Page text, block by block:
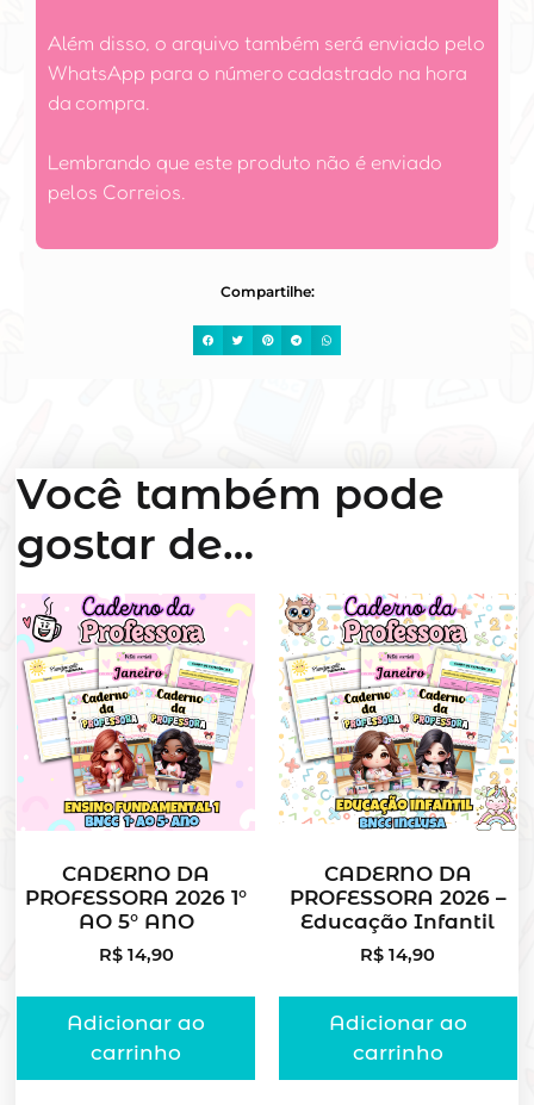
Além disso, o arquivo também será enviado pelo
WhatsApp para o número cadastrado na hora
da compra.
Lembrando que este produto não é enviado
pelos Correios.
Compartilhe:
Você também pode
gostar de…
CADERNO DA
PROFESSORA 2026 1°
AO 5° ANO
R$14,90
Adicionar ao
carrinho
CADERNO DA
PROFESSORA 2026 –
Educação Infantil
R$ 14,90
Adicionar ao
carrinho